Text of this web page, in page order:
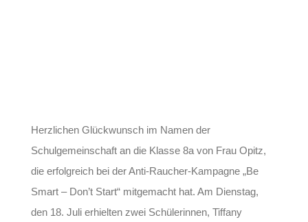
Herzlichen Glückwunsch im Namen der
Schulgemeinschaft an die Klasse 8a von Frau Opitz,
die erfolgreich bei der Anti-Raucher-Kampagne „Be
Smart – Don’t Start“ mitgemacht hat. Am Dienstag,
den 18. Juli erhielten zwei Schülerinnen, Tiffany